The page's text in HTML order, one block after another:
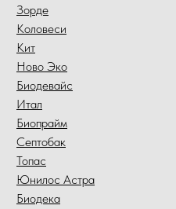
Зорде
Коловеси
Кит
Ново Эко
Биодевайс
Итал
Биопрайм
Септобак
Топас
Юнилос Астра
Биодека